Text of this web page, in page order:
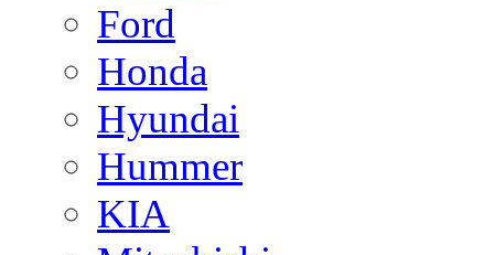
Ford
Honda
Hyundai
Hummer
KIA